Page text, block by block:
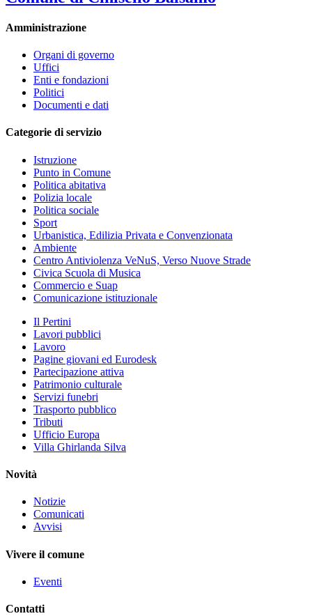
Amministrazione
Organi di governo
Uffici
Enti e fondazioni
Politici
Documenti e dati
Categorie di servizio
Istruzione
Punto in Comune
Politica abitativa
Polizia locale
Politica sociale
Sport
Urbanistica, Edilizia Privata e Convenzionata
Ambiente
Centro Antiviolenza VeNuS, Verso Nuove Strade
Civica Scuola di Musica
Commercio e Suap
Comunicazione istituzionale
Il Pertini
Lavori pubblici
Lavoro
Pagine giovani ed Eurodesk
Partecipazione attiva
Patrimonio culturale
Servizi funebri
Trasporto pubblico
Tributi
Ufficio Europa
Villa Ghirlanda Silva
Novità
Notizie
Comunicati
Avvisi
Vivere il comune
Eventi
Contatti